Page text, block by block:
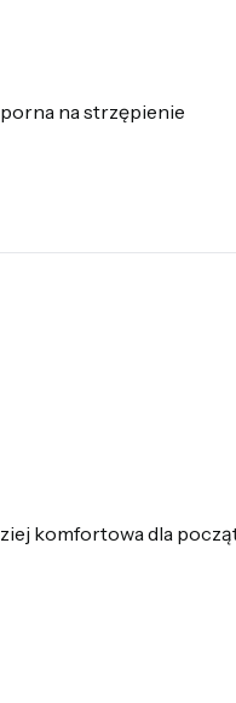
na strzępienie
komfortowa dla